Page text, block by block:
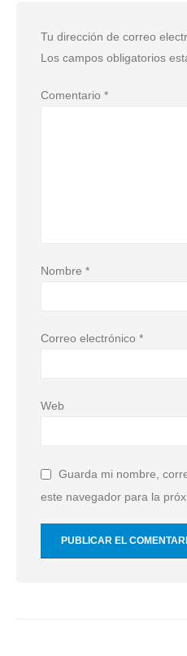
Tu dirección de correo
Los campos obligatorios
Comentario *
Nombre *
Correo electrónico *
Web
Guarda mi nombre,
este navegador para la